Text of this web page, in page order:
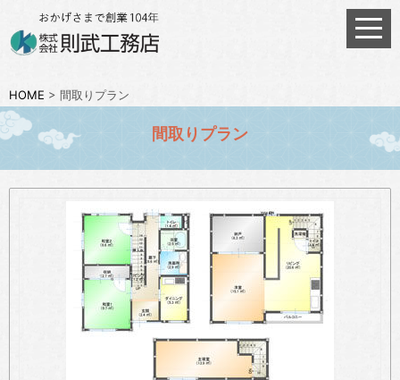
HOME > 間取りプラン
間取りプラン